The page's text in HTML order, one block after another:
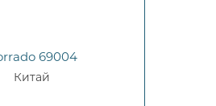
69004
Китай